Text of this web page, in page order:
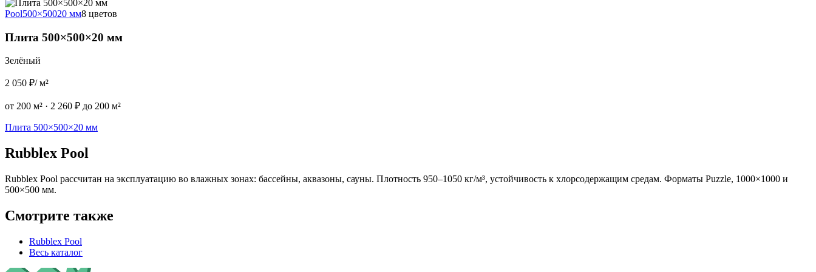
Pool500×50020 мм8 цветов
Плита 500×500×20 мм
Зелёный
2 050 ₽/ м²
от 200 м² · 2 260 ₽ до 200 м²
Плита 500×500×20 мм
Rubblex Pool
Rubblex Pool рассчитан на эксплуатацию во влажных зонах: бассейны, аквазоны, сауны. Плотность 950–1050 кг/м³, устойчивость к хлорсодержащим средам. Форматы Puzzle, 1000×1000 и
500×500 мм.
Смотрите также
Rubblex Pool
Весь каталог